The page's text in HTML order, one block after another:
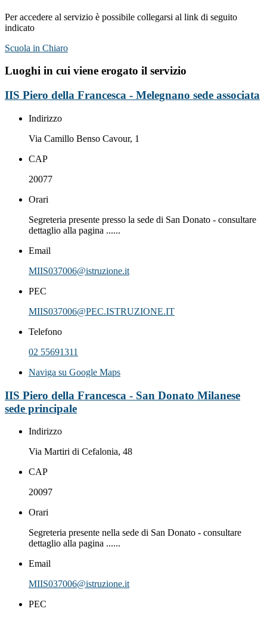
Per accedere al servizio è possibile collegarsi al link di seguito
indicato
Scuola in Chiaro
Luoghi in cui viene erogato il servizio
IIS Piero della Francesca - Melegnano sede associata
Indirizzo
Via Camillo Benso Cavour, 1
CAP
20077
Orari
Segreteria presente presso la sede di San Donato - consultare
dettaglio alla pagina ......
Email
MIIS037006@istruzione.it
PEC
MIIS037006@PEC.ISTRUZIONE.IT
Telefono
02 55691311
Naviga su Google Maps
IIS Piero della Francesca - San Donato Milanese
sede principale
Indirizzo
Via Martiri di Cefalonia, 48
CAP
20097
Orari
Segreteria presente nella sede di San Donato - consultare
dettaglio alla pagina ......
Email
MIIS037006@istruzione.it
PEC